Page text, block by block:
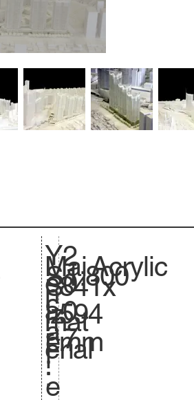
Y
e
a
r
:
Mai
n
mat
erial
:
S
c
a
l
e
S
iz
e.
2
0
0
7
1:800
841x
594
mm
Acrylic